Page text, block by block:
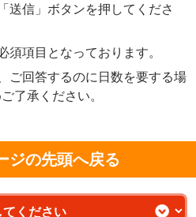
送信」ボタンを押してくださ
須項目となっております。
ご回答するのに日数を要する場
了承ください。
ジの先頭へ戻る